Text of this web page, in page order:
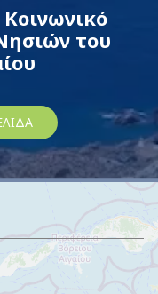
του